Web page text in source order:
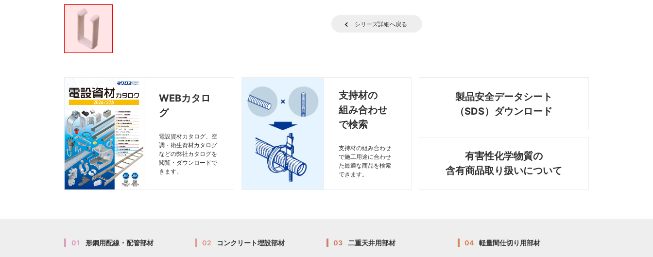
シリーズ詳細へ戻る
WEBカタロ
グ
電設資材カタログ、空
調・衛生資材カタログ
などの弊社カタログを
閲覧・ダウンロードで
きます。
支持材の
組み合わせ
で検索
支持材の組み合わせ
で施工用途に合わせ
た最適な商品を検索
できます。
製品安全データシート
（SDS）ダウンロード
有害性化学物質の
含有商品取り扱いについて
01 形鋼用配線・配管部材 02 コンクリート埋設部材 03 二重天井用部材 04 軽量間仕切り用部材